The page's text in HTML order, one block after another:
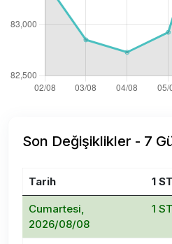
Son Değişiklikler - 7
Tarih 1
Cumartesi,
2026/08/08
1